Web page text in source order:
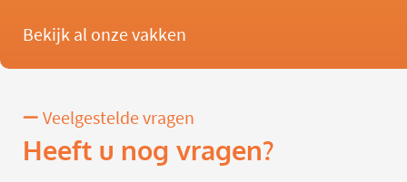
Bekijk al onze vakken
Veelgestelde vragen
Heeft u nog vragen?